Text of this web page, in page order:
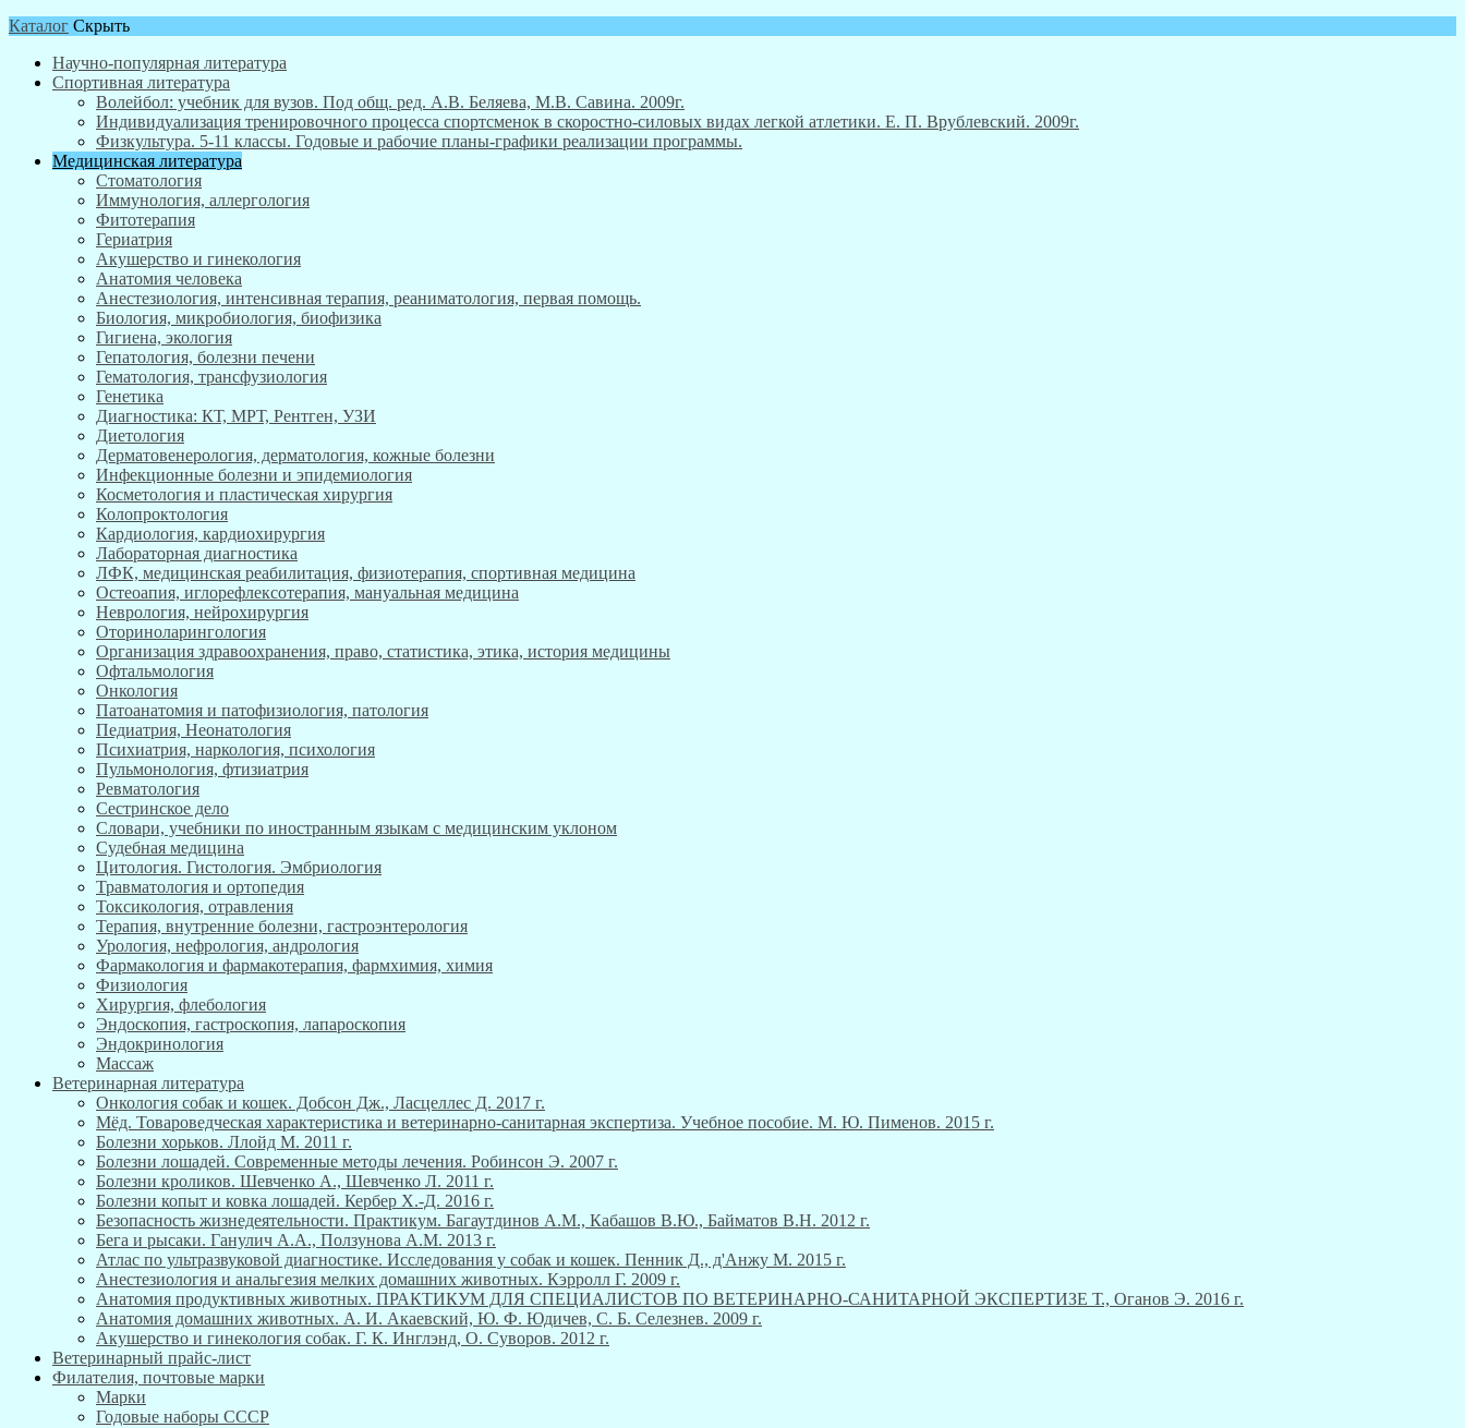
Каталог Скрыть
Научно-популярная литература
Спортивная литература
Волейбол: учебник для вузов. Под общ. ред. А.В. Беляева, М.В. Савина. 2009г.
Индивидуализация тренировочного процесса спортсменок в скоростно-силовых видах легкой атлетики. Е. П. Врублевский. 2009г.
Физкультура. 5-11 классы. Годовые и рабочие планы-графики реализации программы.
Медицинская литература
Стоматология
Иммунология, аллергология
Фитотерапия
Гериатрия
Акушерство и гинекология
Анатомия человека
Анестезиология, интенсивная терапия, реаниматология, первая помощь.
Биология, микробиология, биофизика
Гигиена, экология
Гепатология, болезни печени
Гематология, трансфузиология
Генетика
Диагностика: КТ, МРТ, Рентген, УЗИ
Диетология
Дерматовенерология, дерматология, кожные болезни
Инфекционные болезни и эпидемиология
Косметология и пластическая хирургия
Колопроктология
Кардиология, кардиохирургия
Лабораторная диагностика
ЛФК, медицинская реабилитация, физиотерапия, спортивная медицина
Остеоапия, иглорефлексотерапия, мануальная медицина
Неврология, нейрохирургия
Оториноларингология
Организация здравоохранения, право, статистика, этика, история медицины
Офтальмология
Онкология
Патоанатомия и патофизиология, патология
Педиатрия, Неонатология
Психиатрия, наркология, психология
Пульмонология, фтизиатрия
Ревматология
Сестринское дело
Словари, учебники по иностранным языкам с медицинским уклоном
Судебная медицина
Цитология. Гистология. Эмбриология
Травматология и ортопедия
Токсикология, отравления
Терапия, внутренние болезни, гастроэнтерология
Урология, нефрология, андрология
Фармакология и фармакотерапия, фармхимия, химия
Физиология
Хирургия, флебология
Эндоскопия, гастроскопия, лапароскопия
Эндокринология
Массаж
Ветеринарная литература
Онкология собак и кошек. Добсон Дж., Ласцеллес Д. 2017 г.
Мёд. Товароведческая характеристика и ветеринарно-санитарная экспертиза. Учебное пособие. М. Ю. Пименов. 2015 г.
Болезни хорьков. Ллойд М. 2011 г.
Болезни лошадей. Современные методы лечения. Робинсон Э. 2007 г.
Болезни кроликов. Шевченко А., Шевченко Л. 2011 г.
Болезни копыт и ковка лошадей. Кербер Х.-Д. 2016 г.
Безопасность жизнедеятельности. Практикум. Багаутдинов А.М., Кабашов В.Ю., Байматов В.Н. 2012 г.
Бега и рысаки. Ганулич А.А., Ползунова А.М. 2013 г.
Атлас по ультразвуковой диагностике. Исследования у собак и кошек. Пенник Д., д'Анжу М. 2015 г.
Анестезиология и анальгезия мелких домашних животных. Кэрролл Г. 2009 г.
Анатомия продуктивных животных. ПРАКТИКУМ ДЛЯ СПЕЦИАЛИСТОВ ПО ВЕТЕРИНАРНО-САНИТАРНОЙ ЭКСПЕРТИЗЕ Т., Оганов Э. 2016 г.
Анатомия домашних животных. А. И. Акаевский, Ю. Ф. Юдичев, С. Б. Селезнев. 2009 г.
Акушерство и гинекология собак. Г. К. Инглэнд, О. Суворов. 2012 г.
Ветеринарный прайс-лист
Филателия, почтовые марки
Марки
Годовые наборы СССР